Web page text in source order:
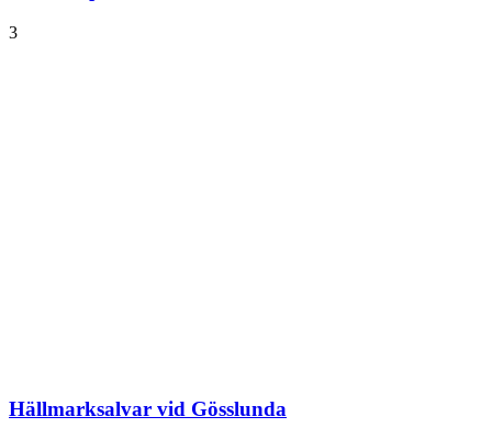
3
Hällmarksalvar vid Gösslunda